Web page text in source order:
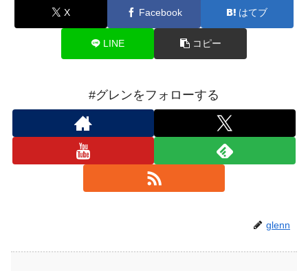
X Facebook はてブ
LINE コピー
#グレンをフォローする
glenn